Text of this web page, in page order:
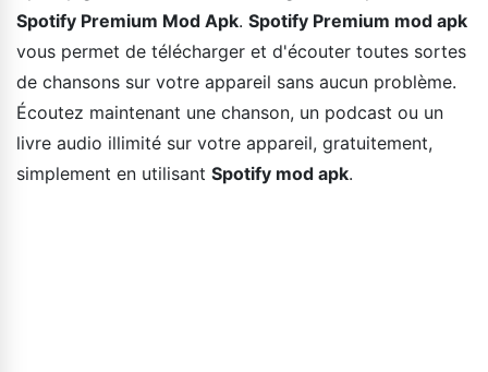
Spotify Premium Mod Apk. Spotify Premium mod apk
vous permet de télécharger et d'écouter toutes sortes
de chansons sur votre appareil sans aucun problème.
Écoutez maintenant une chanson, un podcast ou un
livre audio illimité sur votre appareil, gratuitement,
simplement en utilisant Spotify mod apk.